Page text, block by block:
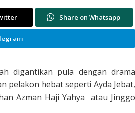
Share on Whatsapp
digantikan pula dengan drama
pelakon hebat seperti Ayda Jebat,
Azman Haji Yahya atau Jinggo